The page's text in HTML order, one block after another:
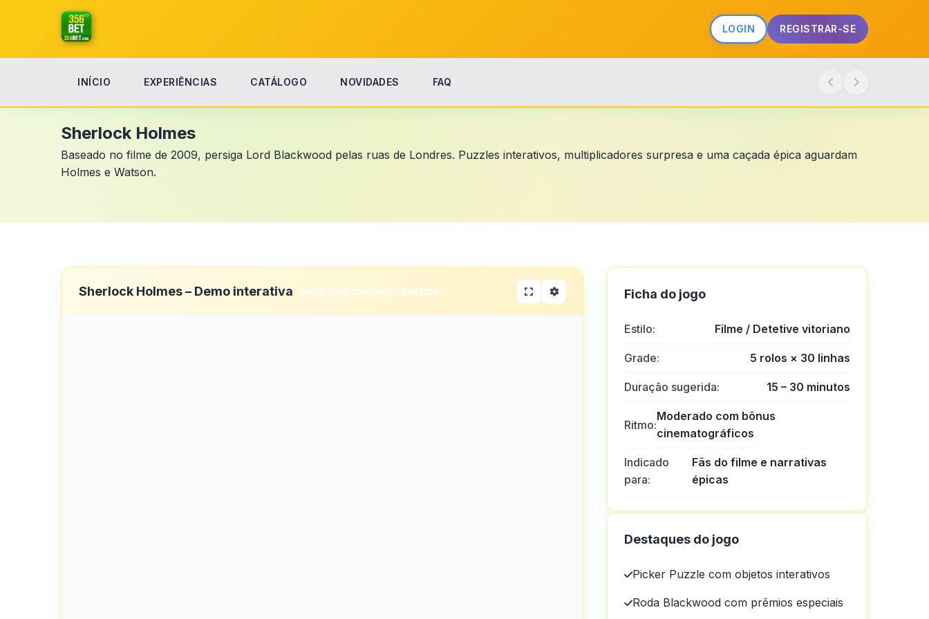
LOGIN REGISTRAR-SE
INÍCIO EXPERIÊNCIAS CATÁLOGO NOVIDADES FAQ
Sherlock Holmes
Baseado no filme de 2009, persiga Lord Blackwood pelas ruas de Londres. Puzzles interativos, multiplicadores surpresa e uma caçada épica aguardam
Holmes e Watson.
Sherlock Holmes – Demo interativa AVENTURA CINEMATOGRÁFICA Ficha do jogo
Estilo: Filme / Detetive vitoriano
Grade: 5 rolos × 30 linhas
Duração sugerida: 15 – 30 minutos
Ritmo:
Moderado com bônus
cinematográficos
Indicado
para:
Fãs do filme e narrativas
épicas
Destaques do jogo
Picker Puzzle com objetos interativos
Roda Blackwood com prêmios especiais